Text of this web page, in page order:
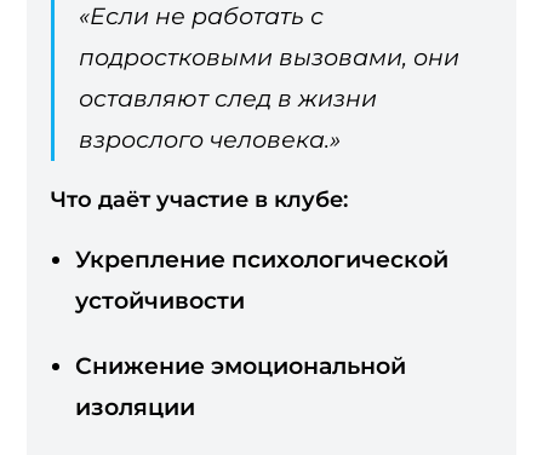
«Если не работать с
подростковыми вызовами, они
оставляют след в жизни
взрослого человека.»
Что даёт участие в клубе:
Укрепление психологической
устойчивости
Снижение эмоциональной
изоляции